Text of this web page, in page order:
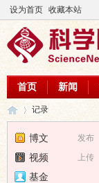
设为首页 收藏本站
首页 新闻
›
记录
发布
博文
上传
视频
基金